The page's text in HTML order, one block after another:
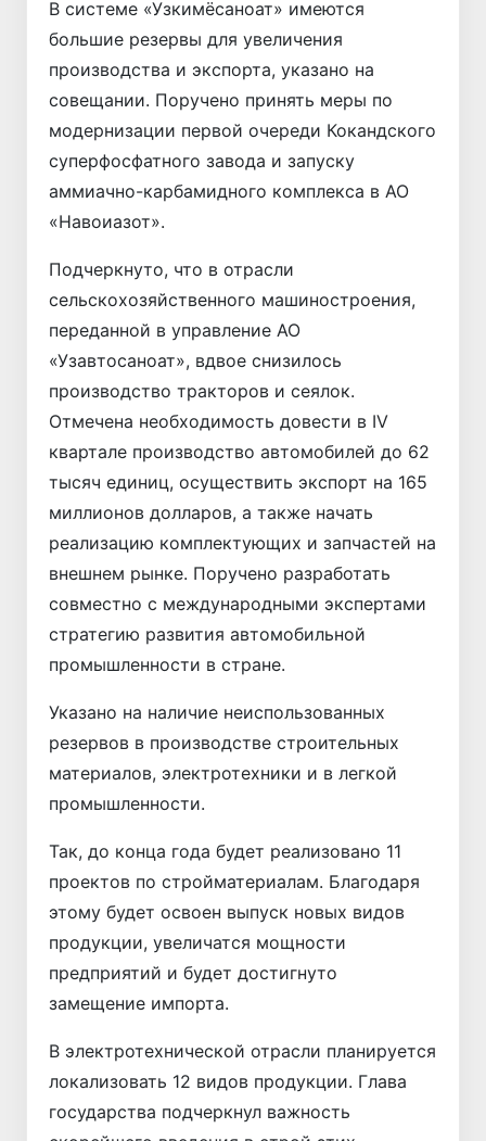
В системе «Узкимёсаноат» имеются
большие резервы для увеличения
производства и экспорта, указано на
совещании. Поручено принять меры по
модернизации первой очереди Кокандского
суперфосфатного завода и запуску
аммиачно-карбамидного комплекса в АО
«Навоиазот».
Подчеркнуто, что в отрасли
сельскохозяйственного машиностроения,
переданной в управление АО
«Узавтосаноат», вдвое снизилось
производство тракторов и сеялок.
Отмечена необходимость довести в IV
квартале производство автомобилей до 62
тысяч единиц, осуществить экспорт на 165
миллионов долларов, а также начать
реализацию комплектующих и запчастей на
внешнем рынке. Поручено разработать
совместно с международными экспертами
стратегию развития автомобильной
промышленности в стране.
Указано на наличие неиспользованных
резервов в производстве строительных
материалов, электротехники и в легкой
промышленности.
Так, до конца года будет реализовано 11
проектов по стройматериалам. Благодаря
этому будет освоен выпуск новых видов
продукции, увеличатся мощности
предприятий и будет достигнуто
замещение импорта.
В электротехнической отрасли планируется
локализовать 12 видов продукции. Глава
государства подчеркнул важность